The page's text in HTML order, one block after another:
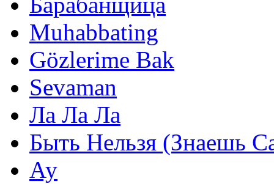
Muhabbating
Gözlerime Bak
Sevaman
Ла Ла Ла
Быть Нельзя (Знаешь
Ау